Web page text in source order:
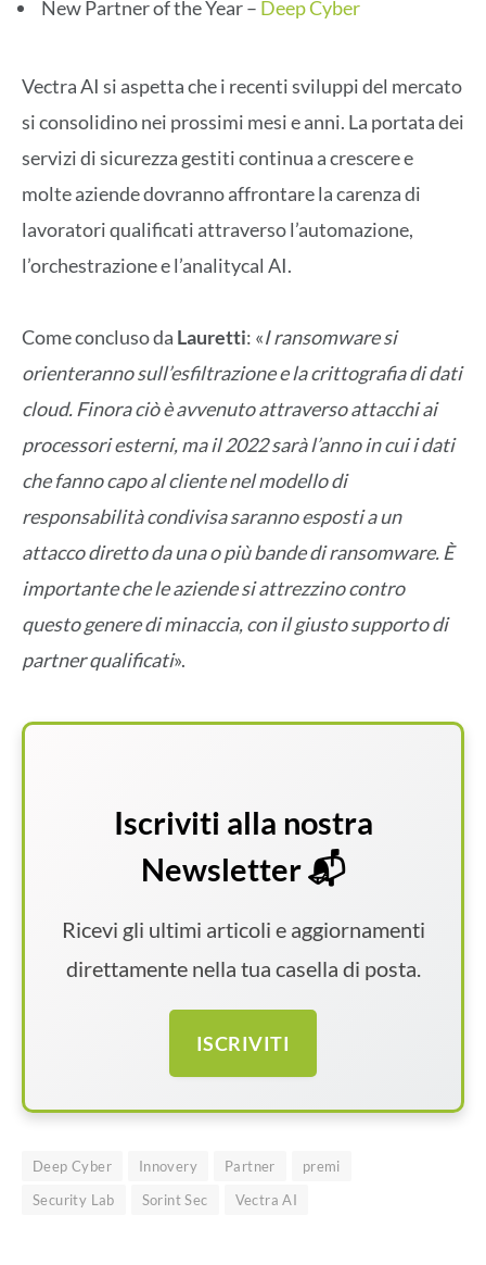
New Partner of the Year – Deep Cyber
Vectra AI si aspetta che i recenti sviluppi del mercato
si consolidino nei prossimi mesi e anni. La portata dei
servizi di sicurezza gestiti continua a crescere e
molte aziende dovranno affrontare la carenza di
lavoratori qualificati attraverso l’automazione,
l’orchestrazione e l’analitycal AI.
Come concluso da Lauretti: «I ransomware si
orienteranno sull’esfiltrazione e la crittografia di dati
cloud. Finora ciò è avvenuto attraverso attacchi ai
processori esterni, ma il 2022 sarà l’anno in cui i dati
che fanno capo al cliente nel modello di
responsabilità condivisa saranno esposti a un
attacco diretto da una o più bande di ransomware. È
importante che le aziende si attrezzino contro
questo genere di minaccia, con il giusto supporto di
partner qualificati».
Iscriviti alla nostra
Newsletter 📬
Ricevi gli ultimi articoli e aggiornamenti
direttamente nella tua casella di posta.
ISCRIVITI
Deep Cyber Innovery Partner
premi
Security Lab
Sorint Sec Vectra AI